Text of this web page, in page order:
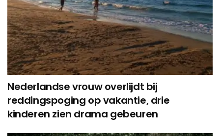
Nederlandse vrouw overlijdt bij
reddingspoging op vakantie, drie
kinderen zien drama gebeuren